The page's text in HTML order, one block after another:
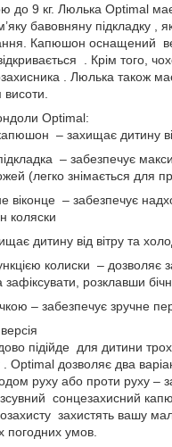
до 9 кг. Люлька Optimal
бавовняну підкладку ,
Капюшон оснащений
. Крім того,
. Люлька також
Optimal:
– захищає дитину
– забезпечує
(легко знімається для
віконце – забезпечує
коляски
дитину від вітру та
колиски – дозволяє
розклавши
– забезпечує зручне
підійде для дитини
Optimal дозволяє два
руху або проти руху –
сонцезахисний
захистять вашу
погодних умов.